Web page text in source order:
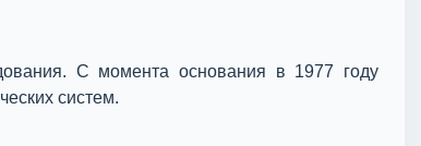
С момента основания в 1977 году
систем.